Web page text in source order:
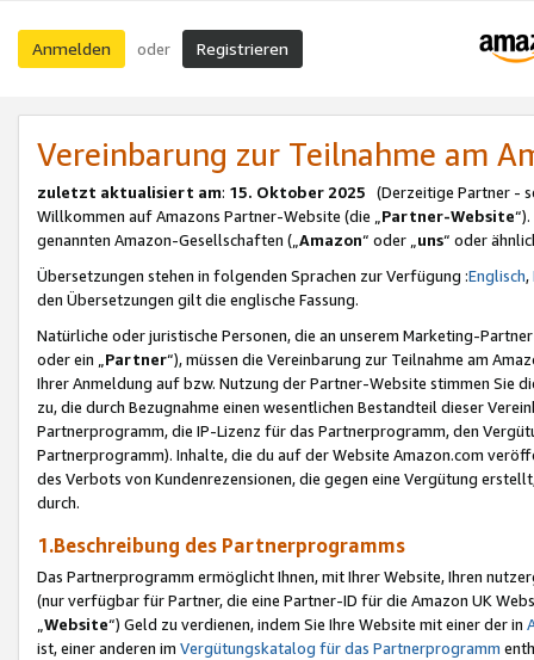
Anmelden oder Registrieren
Vereinbarung zur Teilnahme am
zuletzt aktualisiert am: 15. Oktober 2025 (Derzeitige Partner -
Willkommen auf Amazons Partner-Website (die „Partner-Website
genannten Amazon-Gesellschaften („Amazon“ oder „uns“ oder
Übersetzungen stehen in folgenden Sprachen zur Verfügung :Englisch,
den Übersetzungen gilt die englische Fassung.
Natürliche oder juristische Personen, die an unserem Marketing-
oder ein „Partner“), müssen die Vereinbarung zur Teilnahme am
Ihrer Anmeldung auf bzw. Nutzung der Partner-Website stimmen Sie
zu, die durch Bezugnahme einen wesentlichen Bestandteil dieser
Partnerprogramm, die IP-Lizenz für das Partnerprogramm, den
Partnerprogramm). Inhalte, die du auf der Website Amazon.com
des Verbots von Kundenrezensionen, die gegen eine Vergütung
durch.
1.Beschreibung des Partnerprogramms
Das Partnerprogramm ermöglicht Ihnen, mit Ihrer Website, Ihren
(nur verfügbar für Partner, die eine Partner-ID für die Amazon UK
Website“) Geld zu verdienen, indem Sie Ihre Website mit einer der in
ist, einer anderen im Vergütungskatalog für das Partnerprogramm